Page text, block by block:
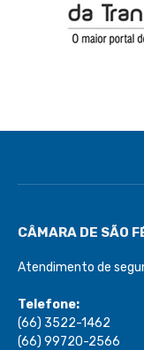
CÂMARA DE SÃO
Atendimento de
Telefone:
(66) 3522-1462
(66) 99720-2566